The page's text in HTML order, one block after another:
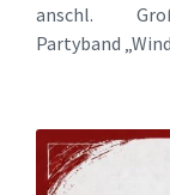
anschl.
Partyband